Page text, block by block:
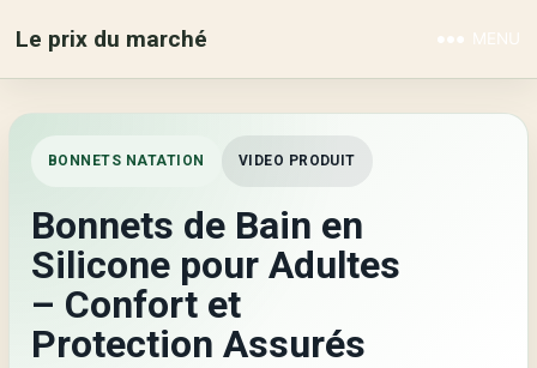
Le prix du marché MENU
BONNETS NATATION VIDEO PRODUIT
Bonnets de Bain en
Silicone pour Adultes
– Confort et
Protection Assurés